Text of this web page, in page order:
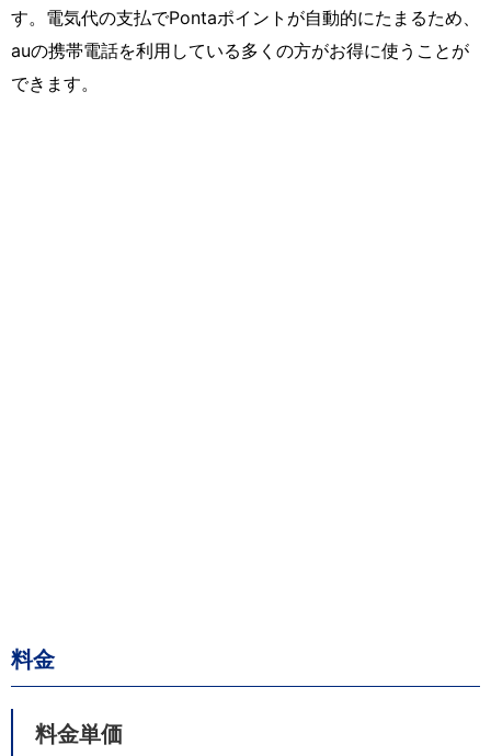
す。電気代の支払でPontaポイントが自動的にたまるため、
auの携帯電話を利用している多くの方がお得に使うことが
できます。
料金
料金単価